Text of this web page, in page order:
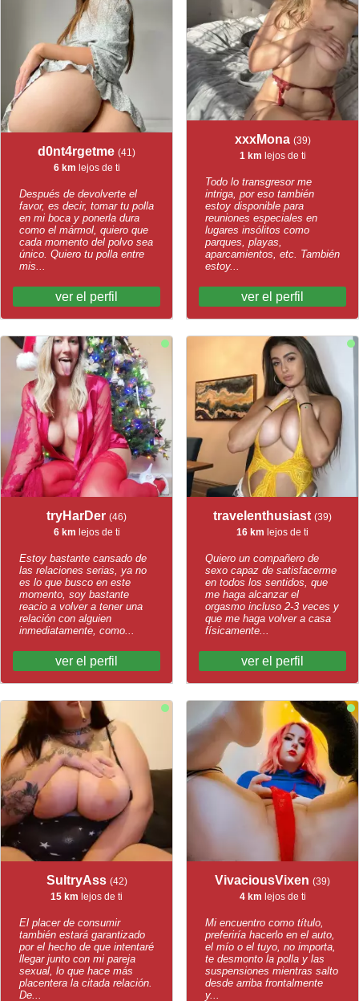
d0nt4rgetme (41)
6 km lejos de ti
Después de devolverte el
favor, es decir, tomar tu polla
en mi boca y ponerla dura
como el mármol, quiero que
cada momento del polvo sea
único. Quiero tu polla entre
mis...
ver el perfil
tryHarDer (46)
6 km lejos de ti
Estoy bastante cansado de
las relaciones serias, ya no
es lo que busco en este
momento, soy bastante
reacio a volver a tener una
relación con alguien
inmediatamente, como...
ver el perfil
SultryAss (42)
15 km lejos de ti
El placer de consumir
también estará garantizado
por el hecho de que intentaré
llegar junto con mi pareja
sexual, lo que hace más
placentera la citada relación.
De...
xxxMona (39)
1 km lejos de ti
Todo lo transgresor me
intriga, por eso también
estoy disponible para
reuniones especiales en
lugares insólitos como
parques, playas,
aparcamientos, etc. También
estoy...
ver el perfil
travelenthusiast (39)
16 km lejos de ti
Quiero un compañero de
sexo capaz de satisfacerme
en todos los sentidos, que
me haga alcanzar el
orgasmo incluso 2-3 veces y
que me haga volver a casa
físicamente...
ver el perfil
VivaciousVixen (39)
4 km lejos de ti
Mi encuentro como título,
preferiría hacerlo en el auto,
el mío o el tuyo, no importa,
te desmonto la polla y las
suspensiones mientras salto
desde arriba frontalmente
y...